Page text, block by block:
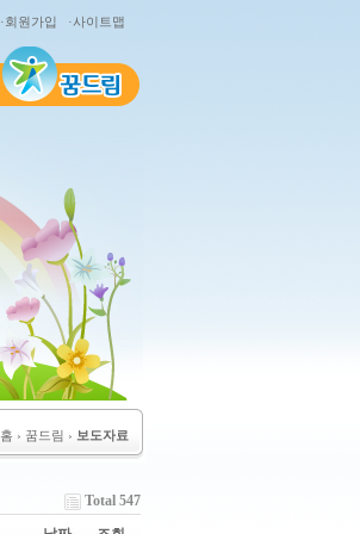
·회원가입 ·사이트맵
홈 › 꿈드림 › 보도자료
Total 547